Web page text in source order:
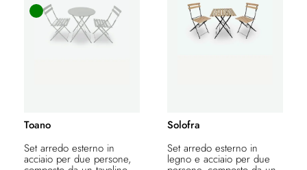
Toano
Set arredo esterno in
acciaio per due persone,
Solofra
Set arredo esterno in
legno e acciaio per due